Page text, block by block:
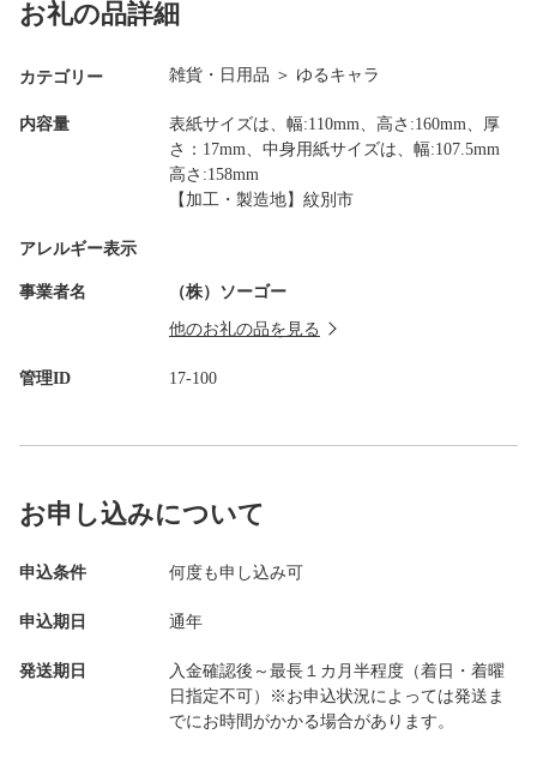
お礼の品詳細
カテゴリー 雑貨・日用品 ＞ ゆるキャラ
内容量
表紙サイズは、幅:110mm、高さ:160mm、厚
さ：17mm、中身用紙サイズは、幅:107.5mm
高さ:158mm
【加工・製造地】紋別市
アレルギー表示
事業者名 （株）ソーゴー
他のお礼の品を見る
管理ID 17-100
お申し込みについて
申込条件 何度も申し込み可
申込期日 通年
発送期日
入金確認後～最長１カ月半程度（着日・着曜
日指定不可）※お申込状況によっては発送ま
でにお時間がかかる場合があります。